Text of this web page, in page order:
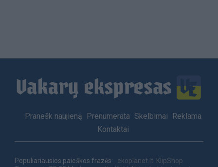
Footer
Pranešk naujieną Prenumerata Skelbimai
Reklama
Kontaktai
Populiariausios paieškos frazės: ekoplanet.lt KlipShop